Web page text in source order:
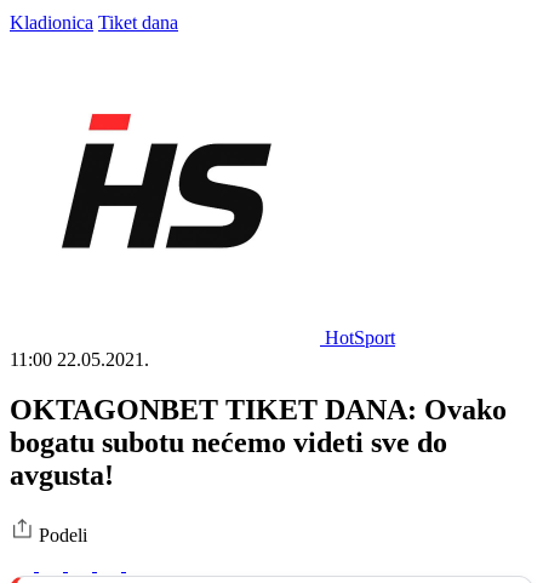
Kladionica Tiket dana
HotSport
11:00 22.05.2021.
OKTAGONBET TIKET DANA: Ovako
bogatu subotu nećemo videti sve do
avgusta!
Podeli